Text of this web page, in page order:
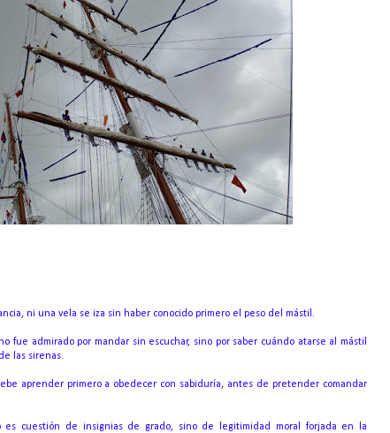
ni una vela se iza sin haber conocido primero el peso del mástil.
fue admirado por mandar sin escuchar, sino por saber cuándo atarse al mástil
las sirenas.
aprender primero a obedecer con sabiduría, antes de pretender comandar
es cuestión de insignias de grado, sino de legitimidad moral forjada en la